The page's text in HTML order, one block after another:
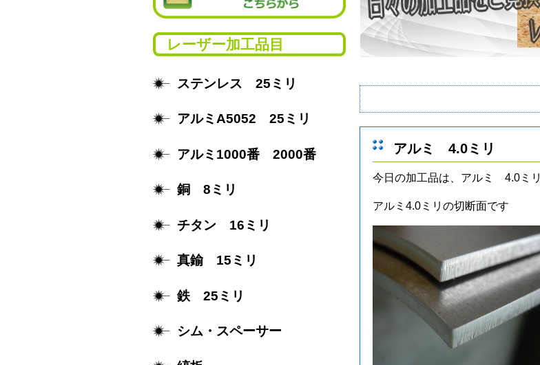
アルミ 4.0ミリ
今日の加工品は、アルミ 4.0ミリ
アルミ4.0ミリの切断面です
レーザー加工品目
ステンレス 25ミリ
アルミA5052 25ミリ
アルミ1000番 2000番
銅 8ミリ
チタン 16ミリ
真鍮 15ミリ
鉄 25ミリ
シム・スペーサー